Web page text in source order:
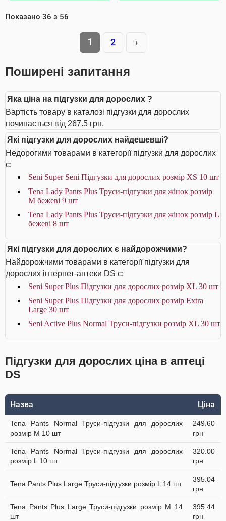
Показано 36 з 56
1 2 ›
Поширені запитання
Яка ціна на підгузки для дорослих ?
Вартість товару в каталозі підгузки для дорослих
починається від 267.5 грн.
Які підгузки для дорослих найдешевші?
Недорогими товарами в категорії підгузки для дорослих
є:
Seni Super Seni Підгузки для дорослих розмір XS 10 шт
Tena Lady Pants Plus Труси-підгузки для жінок розмір
M бежеві 9 шт
Tena Lady Pants Plus Труси-підгузки для жінок розмір L
бежеві 8 шт
Які підгузки для дорослих є найдорожчими?
Найдорожчими товарами в категорії підгузки для
дорослих інтернет-аптеки DS є:
Seni Super Plus Підгузки для дорослих розмір ХL 30 шт
Seni Super Plus Підгузки для дорослих розмір Extra
Large 30 шт
Seni Active Plus Normal Труси-підгузки розмір XL 30 шт
Підгузки для дорослих ціна в аптеці
DS
Назва Ціна
Tena Pants Normal Труси-підгузки для дорослих
розмір M 10 шт
249.60
грн
Tena Pants Normal Труси-підгузки для дорослих
розмір L 10 шт
320.00
грн
Tena Pants Plus Large Труси-підгузки розмір L 14 шт
395.04
грн
Tena Pants Plus Large Труси-підгузки розмір M 14
шт
395.44
грн